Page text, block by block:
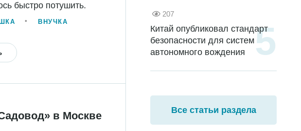
быстро потушить.
ВНУЧКА
в Москве
207
Китай опубликовал стандарт
безопасности для систем
автономного вождения
Все статьи раздела